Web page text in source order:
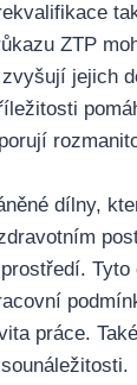
ZTP
jejich
dílny,
práce.